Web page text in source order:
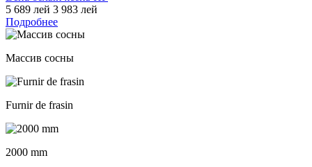
5 689 лей 3 983 лей
Подробнее
Массив сосны
Furnir de frasin
2000 mm